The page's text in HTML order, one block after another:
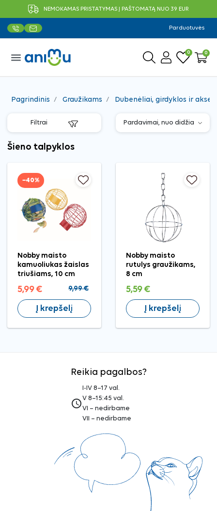
NEMOKAMAS PRISTATYMAS Į PAŠTOMATĄ NUO 39 EUR
Parduotuvės
menu 0 0
Pagrindinis Graužikams Dubenėliai, girdyklos ir
Filtrai
Šieno talpyklos
−40%
Nobby maisto
kamuoliukas žaislas
triušiams, 10 cm
5,99 € 9,99 €
Į krepšelį
Nobby maisto
rutulys graužikams,
8 cm
5,59 €
Į krepšelį
Reikia pagalbos?
access_time
I-IV 8–17 val.
V 8–15:45 val.
VI – nedirbame
VII – nedirbame